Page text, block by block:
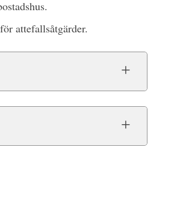
attefallsåtgärder.